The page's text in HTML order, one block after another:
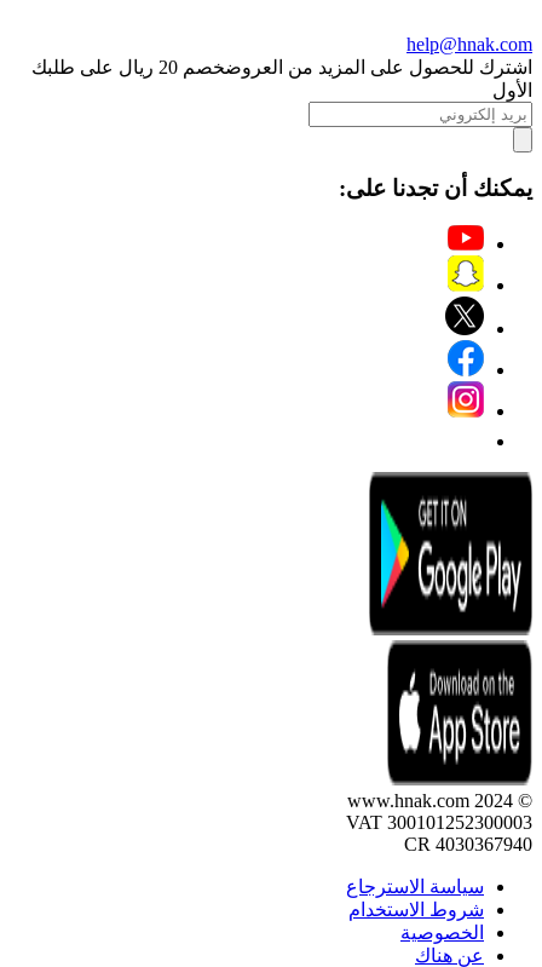
help@hnak.com
اشترك للحصول على المزيد من العروض
خصم 20 ريال على طلبك
الأول
يمكنك أن تجدنا على:
© 2024 www.hnak.com
VAT 300101252300003
CR 4030367940
سياسة الاسترجاع
شروط الاستخدام
الخصوصية
عن هناك